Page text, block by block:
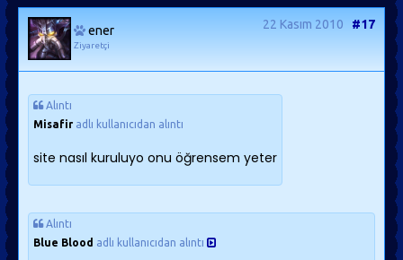
ener
Ziyaretçi
22 Kasım 2010 #17
Alıntı
Misafir adlı kullanıcıdan alıntı
site nasıl kuruluyo onu öğrensem yeter
Alıntı
Blue Blood adlı kullanıcıdan alıntı